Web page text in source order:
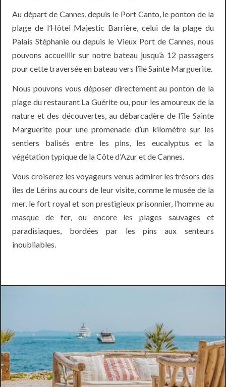
Au départ de Cannes, depuis le Port Canto, le ponton de la
plage de l’Hôtel Majestic Barrière, celui de la plage du
Palais Stéphanie ou depuis le Vieux Port de Cannes, nous
pouvons accueillir sur notre bateau jusqu’à 12 passagers
pour cette traversée en bateau vers l’île Sainte Marguerite.
Nous pouvons vous déposer directement au ponton de la
plage du restaurant La Guérite ou, pour les amoureux de la
nature et des découvertes, au débarcadère de l’île Sainte
Marguerite pour une promenade d’un kilomètre sur les
sentiers balisés entre les pins, les eucalyptus et la
végétation typique de la Côte d’Azur et de Cannes.
Vous croiserez les voyageurs venus admirer les trésors des
îles de Lérins au cours de leur visite, comme le musée de la
mer, le fort royal et son prestigieux prisonnier, l’homme au
masque de fer, ou encore les plages sauvages et
paradisiaques, bordées par les pins aux senteurs
inoubliables.